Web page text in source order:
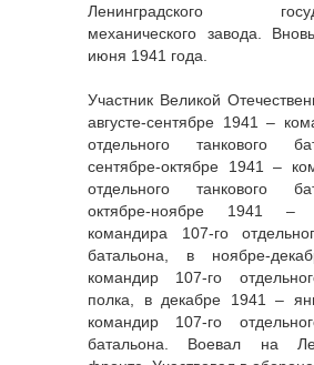
Ленинградского
механического завода.
июня 1941 года.
Участник Великой
августе-сентябре 1941 –
отдельного танкового
сентябре-октябре 1941 –
отдельного танкового
октябре-ноябре 1941 –
командира 107-го
батальона, в ноябре-
командир 107-го
полка, в декабре 1941 –
командир 107-го
батальона. Воевал на